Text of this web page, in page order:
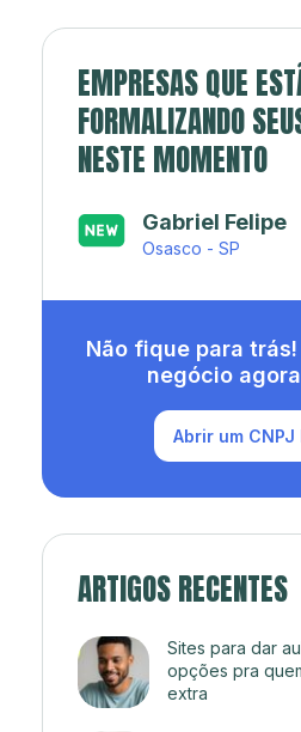
EMPRESAS QUE
FORMALIZANDO
NESTE MOMENTO
Japa’s açaí e
Rio de Janeiro - RJ
Não fique para
negócio
Abrir um CNPJ
ARTIGOS RECENTES
Sites para dar
opções pra
extra